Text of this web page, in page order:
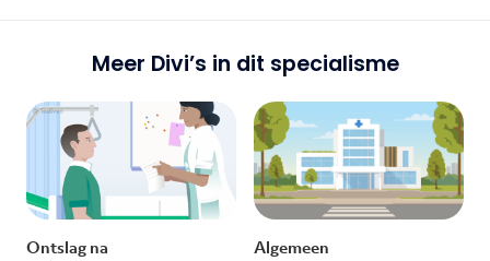
Meer Divi’s in dit specialisme
Ontslag na
Algemeen